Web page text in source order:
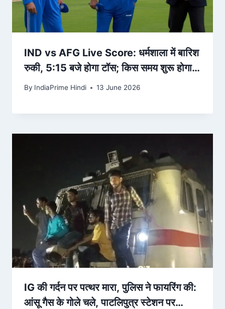
IND vs AFG Live Score: धर्मशाला में बारिश
रुकी, 5:15 बजे होगा टॉस; किस समय शुरू होगा
मुकाबला? – Amar Ujala
By IndiaPrime Hindi 13 June 2026
IG की गर्दन पर पत्थर मारा, पुलिस ने फायरिंग की:
आंसू गैस के गोले चले, पाटलिपुत्र स्टेशन पर